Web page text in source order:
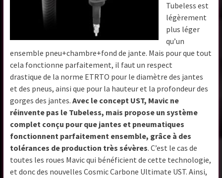
Tubeless est
légèrement
plus léger
qu’un
ensemble pneu+chambre+fond de jante. Mais pour que tout
cela fonctionne parfaitement, il faut un respect
drastique de la norme ETRTO pour le diamètre des jantes
et des pneus, ainsi que pour la hauteur et la profondeur des
gorges des jantes.Avec le concept UST, Mavic ne
réinvente pas le Tubeless, mais propose un système
complet conçu pour que jantes et pneumatiques
fonctionnent parfaitement ensemble, grâce à des
tolérances de production très sévères. C’est le cas de
toutes les roues Mavic qui bénéficient de cette technologie,
et donc des nouvelles Cosmic Carbone Ultimate UST. Ainsi,